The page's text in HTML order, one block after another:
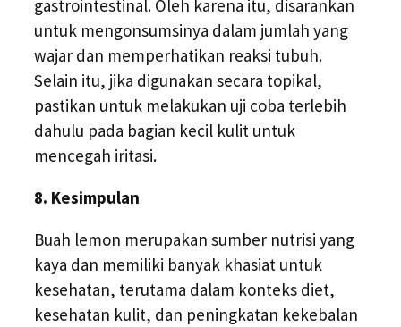
gastrointestinal. Oleh karena itu, disarankan
untuk mengonsumsinya dalam jumlah yang
wajar dan memperhatikan reaksi tubuh.
Selain itu, jika digunakan secara topikal,
pastikan untuk melakukan uji coba terlebih
dahulu pada bagian kecil kulit untuk
mencegah iritasi.
8. Kesimpulan
Buah lemon merupakan sumber nutrisi yang
kaya dan memiliki banyak khasiat untuk
kesehatan, terutama dalam konteks diet,
kesehatan kulit, dan peningkatan kekebalan